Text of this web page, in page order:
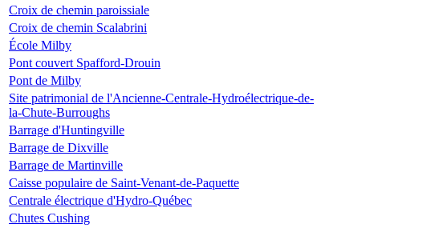
Croix de chemin paroissiale
Croix de chemin Scalabrini
École Milby
Pont couvert Spafford-Drouin
Pont de Milby
Site patrimonial de l'Ancienne-Centrale-Hydroélectrique-de-
la-Chute-Burroughs
Barrage d'Huntingville
Barrage de Dixville
Barrage de Martinville
Caisse populaire de Saint-Venant-de-Paquette
Centrale électrique d'Hydro-Québec
Chutes Cushing